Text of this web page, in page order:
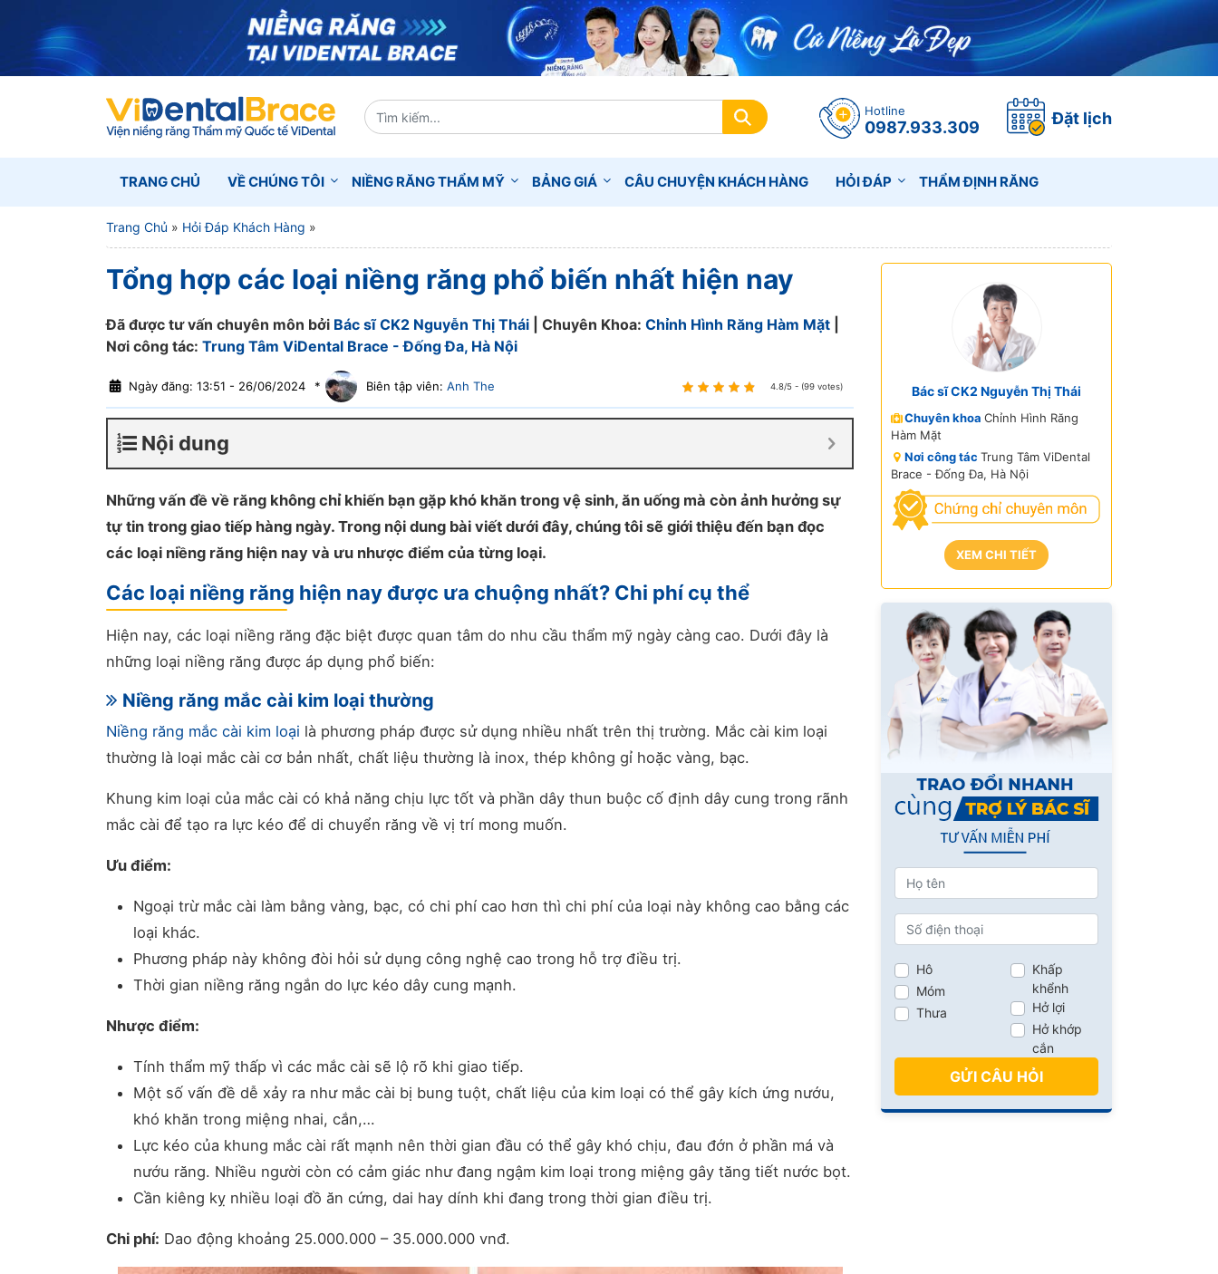
Hotline
0987.933.309 Đặt lịch
TRANG CHỦ VỀ CHÚNG TÔI NIỀNG RĂNG THẨM MỸ BẢNG GIÁ CÂU CHUYỆN KHÁCH HÀNG HỎI ĐÁP THẨM ĐỊNH RĂNG
Trang Chủ » Hỏi Đáp Khách Hàng »
Tổng hợp các loại niềng răng phổ biến nhất hiện nay
Đã được tư vấn chuyên môn bởi Bác sĩ CK2 Nguyễn Thị Thái | Chuyên Khoa: Chỉnh Hình Răng Hàm Mặt
Nơi công tác: Trung Tâm ViDental Brace - Đống Đa, Hà Nội
Ngày đăng: 13:51 - 26/06/2024 * Biên tập viên: Anh The 4.8/5 - (99 votes)
Nội dung
Những vấn đề về răng không chỉ khiến bạn gặp khó khăn trong vệ sinh, ăn uống mà còn ảnh hưởng sự
tự tin trong giao tiếp hàng ngày. Trong nội dung bài viết dưới đây, chúng tôi sẽ giới thiệu đến bạn đọc
các loại niềng răng hiện nay và ưu nhược điểm của từng loại.
Các loại niềng răng hiện nay được ưa chuộng nhất? Chi phí cụ thể
Hiện nay, các loại niềng răng đặc biệt được quan tâm do nhu cầu thẩm mỹ ngày càng cao. Dưới đây là
những loại niềng răng được áp dụng phổ biến:
Niềng răng mắc cài kim loại thường
Niềng răng mắc cài kim loại là phương pháp được sử dụng nhiều nhất trên thị trường. Mắc cài kim loại
thường là loại mắc cài cơ bản nhất, chất liệu thường là inox, thép không gỉ hoặc vàng, bạc.
Khung kim loại của mắc cài có khả năng chịu lực tốt và phần dây thun buộc cố định dây cung trong rãnh
mắc cài để tạo ra lực kéo để di chuyển răng về vị trí mong muốn.
Ưu điểm:
Ngoại trừ mắc cài làm bằng vàng, bạc, có chi phí cao hơn thì chi phí của loại này không cao bằng các
loại khác.
Phương pháp này không đòi hỏi sử dụng công nghệ cao trong hỗ trợ điều trị.
Thời gian niềng răng ngắn do lực kéo dây cung mạnh.
Nhược điểm:
Tính thẩm mỹ thấp vì các mắc cài sẽ lộ rõ khi giao tiếp.
Một số vấn đề dễ xảy ra như mắc cài bị bung tuột, chất liệu của kim loại có thể gây kích ứng nướu,
khó khăn trong miệng nhai, cắn,…
Lực kéo của khung mắc cài rất mạnh nên thời gian đầu có thể gây khó chịu, đau đớn ở phần má và
nướu răng. Nhiều người còn có cảm giác như đang ngậm kim loại trong miệng gây tăng tiết nước bọt.
Cần kiêng kỵ nhiều loại đồ ăn cứng, dai hay dính khi đang trong thời gian điều trị.
Chi phí: Dao động khoảng 25.000.000 – 35.000.000 vnđ.
Bác sĩ CK2 Nguyễn Thị Thái
Chuyên khoa Chỉnh Hình Răng
Hàm Mặt
Nơi công tác Trung Tâm ViDental
Brace - Đống Đa, Hà Nội
XEM CHI TIẾT
Hô
Móm
Thưa
Khấp
khểnh
Hở lợi
Hở khớp
cắn
GỬI CÂU HỎI